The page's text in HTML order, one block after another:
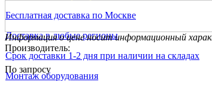
Бесплатная доставка по Москве
Доставка в любые регионы
Срок доставки 1-2 дня при наличии на складах
Монтаж оборудования
Информация о цене носит информационный
Производитель:
По запросу